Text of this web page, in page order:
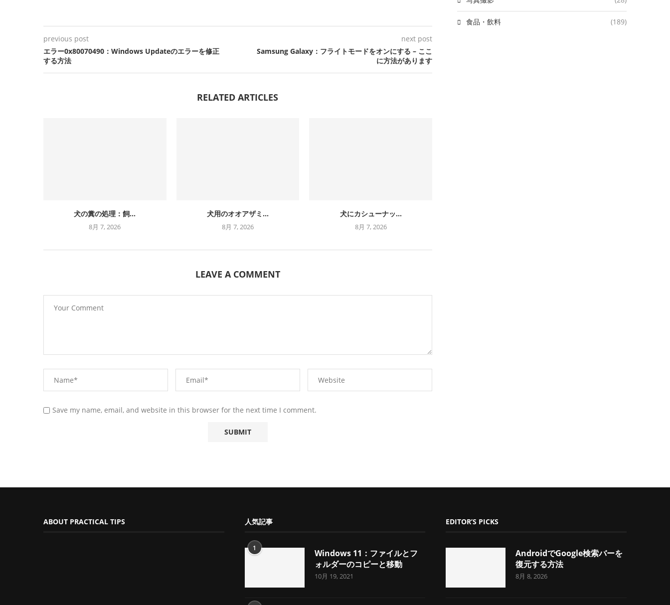
previous post
エラー0x80070490：Windows Updateのエラーを修正
する方法
next post
Samsung Galaxy：フライトモードをオンにする – ここ
に方法があります
RELATED ARTICLES
犬の糞の処理：飼...
8月 7, 2026
犬用のオオアザミ...
8月 7, 2026
犬にカシューナッ...
8月 7, 2026
LEAVE A COMMENT
Save my name, email, and website in this browser for the next time I comment.
食品・飲料 (189)
ABOUT PRACTICAL TIPS 人気記事
1
Windows 11：ファイルとフ
ォルダーのコピーと移動
10月 19, 2021
EDITOR’S PICKS
AndroidでGoogle検索バーを
復元する方法
8月 8, 2026